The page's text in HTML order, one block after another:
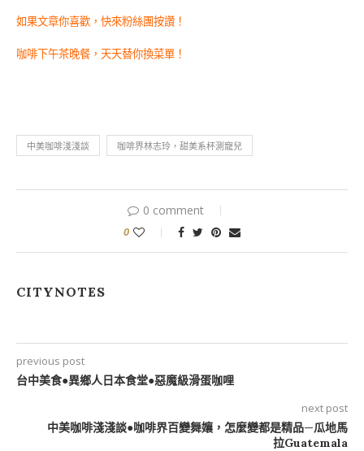
如果文章你喜歡，快來粉絲團按讚！
咖啡下午茶晚餐，天天替你換菜單！
中美咖啡淺淺談 咖啡界林志玲，甜美系杯測寵兒
0 comment
0
CITYNOTES
previous post
台中美食●異鄉人日本食堂●惡魔級滑蛋咖哩
next post
中美咖啡淺淺談●咖啡界百變舞孃，怎麼變都是精品—瓜地馬
拉Guatemala